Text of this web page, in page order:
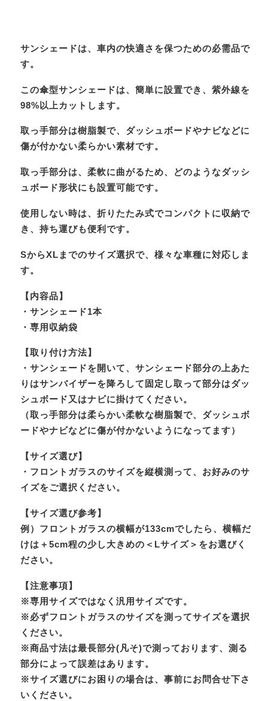
サンシェードは、車内の快適さを保つための必需品で
す。
この傘型サンシェードは、簡単に設置でき、紫外線を
98%以上カットします。
取っ手部分は樹脂製で、ダッシュボードやナビなどに
傷が付かない柔らかい素材です。
取っ手部分は、柔軟に曲がるため、どのようなダッシ
ュボード形状にも設置可能です。
使用しない時は、折りたたみ式でコンパクトに収納で
き、持ち運びも便利です。
SからXLまでのサイズ選択で、様々な車種に対応しま
す。
【内容品】
・サンシェード1本
・専用収納袋
【取り付け方法】
・サンシェードを開いて、サンシェード部分の上あた
りはサンバイザーを降ろして固定し取って部分はダッ
シュボード又はナビに掛けてください。
（取っ手部分は柔らかい柔軟な樹脂製で、ダッシュボ
ードやナビなどに傷が付かないようになってます）
【サイズ選び】
・フロントガラスのサイズを縦横測って、お好みのサ
イズをご選択ください。
【サイズ選び参考】
例）フロントガラスの横幅が133cmでしたら、横幅だ
けは＋5cm程の少し大きめの＜Lサイズ＞をお選びく
ださい。
【注意事項】
※専用サイズではなく汎用サイズです。
※必ずフロントガラスのサイズを測ってサイズを選択
ください。
※商品寸法は最長部分(凡そ)で測っております、測る
部分によって誤差はあります。
※サイズ選びにお困りの場合は、事前にお問合せ下さ
いください。